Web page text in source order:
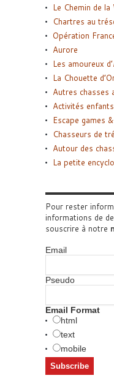
Le Chemin de la
Chartres au
Opération
Aurore
Les amoureux
La Chouette
Autres chasses
Activités
Escape games
Chasseurs de
Autour des
La petite
Pour rester
informations de
souscrire à notre
Email
Pseudo
Email Format
html
text
mobile